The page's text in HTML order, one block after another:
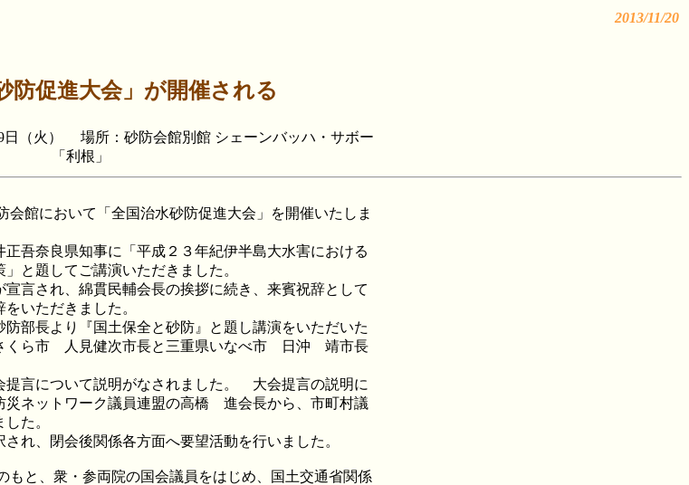
2013/11/20
防促進大会」が開催される
日（火） 場所：砂防会館別館 シェーンバッハ・サボー
「利根」
館において「全国治水砂防促進大会」を開催いたしま
吾奈良県知事に「平成２３年紀伊半島大水害における
と題してご講演いただきました。
言され、綿貫民輔会長の挨拶に続き、来賓祝辞として
いただきました。
部長より『国土保全と砂防』と題し講演をいただいた
くら市 人見健次市長と三重県いなべ市 日沖 靖市長
言について説明がなされました。 大会提言の説明に
災ネットワーク議員連盟の高橋 進会長から、市町村議
た。
れ、閉会後関係各方面へ要望活動を行いました。
もと、衆・参両院の国会議員をはじめ、国土交通省関係